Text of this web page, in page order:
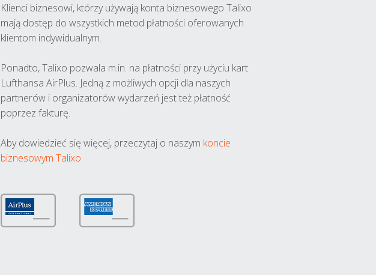
Klienci biznesowi, którzy używają konta biznesowego Talixo
mają dostęp do wszystkich metod płatności oferowanych
klientom indywidualnym.
Ponadto, Talixo pozwala m.in. na płatności przy użyciu kart
Lufthansa AirPlus. Jedną z możliwych opcji dla naszych
partnerów i organizatorów wydarzeń jest też płatność
poprzez fakturę.
Aby dowiedzieć się więcej, przeczytaj o naszym koncie
biznesowym Talixo